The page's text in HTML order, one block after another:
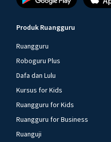
Produk Ruangguru
Ruangguru
Roboguru Plus
Dafa dan Lulu
Kursus for Kids
Ruangguru for Kids
Ruangguru for Business
Ruanguji